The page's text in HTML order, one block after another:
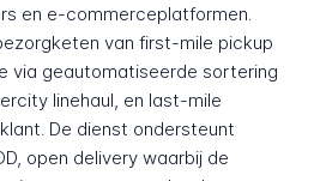
en e-commerceplatformen.
van first-mile pickup
via geautomatiseerde sortering
linehaul, en last-mile
De dienst ondersteunt
open delivery waarbij de